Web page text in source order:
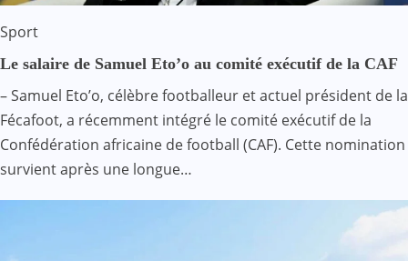
Sport
Le salaire de Samuel Eto’o au comité exécutif de la CAF
– Samuel Eto’o, célèbre footballeur et actuel président de la
Fécafoot, a récemment intégré le comité exécutif de la
Confédération africaine de football (CAF). Cette nomination
survient après une longue…